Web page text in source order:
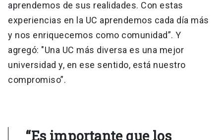
aprendemos de sus realidades. Con estas
experiencias en la UC aprendemos cada día más
y nos enriquecemos como comunidad”. Y
agregó: "Una UC más diversa es una mejor
universidad y, en ese sentido, está nuestro
compromiso”.
“Es importante que los